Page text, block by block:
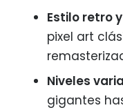
Estilo retro
pixel art
Niveles
gigantes